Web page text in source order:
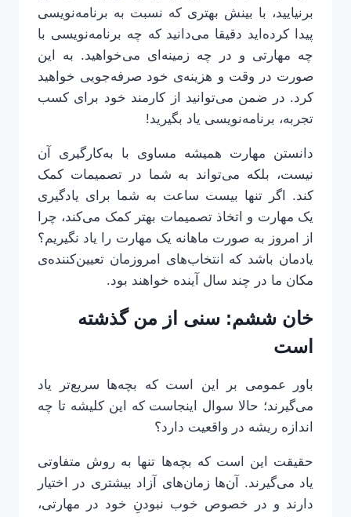
برنیایید، با بینش بهتری که نسبت به برنامه‌نویسی
پیدا کرده‌اید دقیقا می‌دانید که چه برنامه‌نویسی با
چه مهارتی و در چه زمینه‌ای می‌خواهید. به این
صورت در وقت و هزینه‌ی خود صرفه‌جویی خواهید
کرد. در ضمن می‌توانید از کارمند خود برای کسب
تجربه، برنامه‌نویسی یاد بگیرید!
دانستن مهارت همیشه مساوی با به‌کارگیری آن
نیست، بلکه می‌تواند به شما در تصمیمات کمک
کند. اگر تنها بیست ساعت به شما برای یادگیری
یک مهارت و اتخاذ تصمیمات بهتر کمک می‌کند، چرا
از امروز به صورت ماهانه یک مهارت را یاد نگیریم؟
یادمان باشد که انتخاب‌های امروزمان تعیین‌کننده‌ی
مکان ما در چند سال آینده خواهند بود.
خان ششم: سنی از من گذشته
است
باور عمومی بر این است که بچه‌ها سریع‌تر یاد
می‌گیرند؛ حالا سوال اینجاست که این کلیشه تا چه
اندازه ریشه در واقعیت دارد؟
حقیقت این است که بچه‌ها تنها به روش متفاوتی
یاد می‌گیرند. آن‌ها زمان‌های آزاد بیشتری در اختیار
دارند و در خصوص خوب نبودنِ خود در مهارتی،